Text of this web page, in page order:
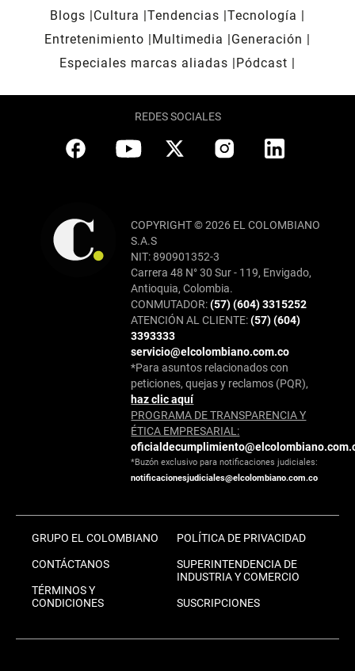
Blogs
Cultura Tendencias Tecnología
Entretenimiento
Multimedia
Generación
Especiales marcas aliadas
Pódcast
REDES SOCIALES
COPYRIGHT © 2026 EL COLOMBIANO
S.A.S
NIT: 890901352-3
Carrera 48 N° 30 Sur - 119, Envigado,
Antioquia, Colombia.
CONMUTADOR:(57) (604) 3315252
ATENCIÓN AL CLIENTE:(57) (604)
3393333
servicio@elcolombiano.com.co
*Para asuntos relacionados con
peticiones, quejas y reclamos (PQR),
haz clic aquí
PROGRAMA DE TRANSPARENCIA Y
ÉTICA EMPRESARIAL:
*Buzón exclusivo para notificaciones judiciales:
notificacionesjudiciales@elcolombiano.com.co
GRUPO EL COLOMBIANO
CONTÁCTANOS
TÉRMINOS Y
CONDICIONES
POLÍTICA DE PRIVACIDAD
SUPERINTENDENCIA DE
INDUSTRIA Y COMERCIO
SUSCRIPCIONES